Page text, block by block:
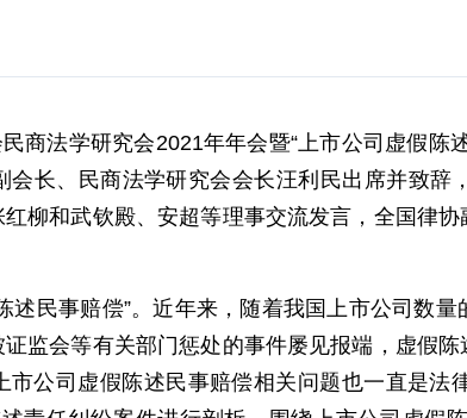
商法学研究会2021年年会暨“上市公司虚假陈
长、民商法学研究会会长汪利民出席并致
柳和武钦殿、安超等理事交流发言，全国律
述民事赔偿”。近年来，随着我国上市公司数
监会等有关部门惩处的事件屡见报端，虚假
公司虚假陈述民事赔偿相关问题也一直是法